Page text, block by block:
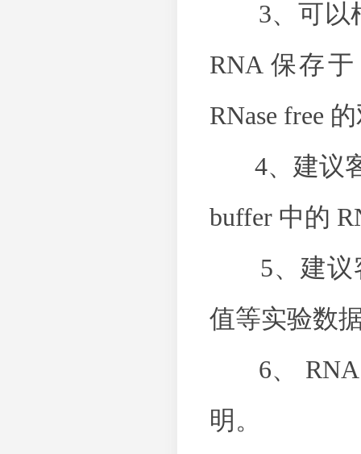
3、可以根
RNA 保存
RNase free
4、建议客
buffer 中的
5、建议客
值等实验数
6、 RNA
明。